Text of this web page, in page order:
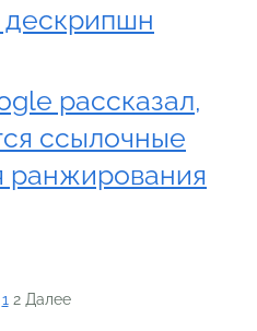
дескрипшн
рассказал,
ссылочные
ранжирования
1 2 Далее